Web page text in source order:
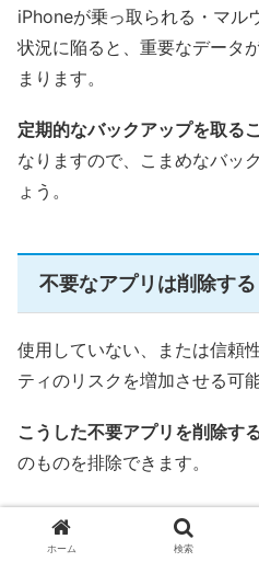
iPhoneが乗っ取られる・マル
状況に陥ると、重要なデータ
まります。
定期的なバックアップを取る
なりますので、こまめなバッ
ょう。
不要なアプリは削除する
使用していない、または信頼
ティのリスクを増加させる可
こうした不要アプリを削除す
のものを排除できます。
二段階認証（2ファクタ
ホーム 検索